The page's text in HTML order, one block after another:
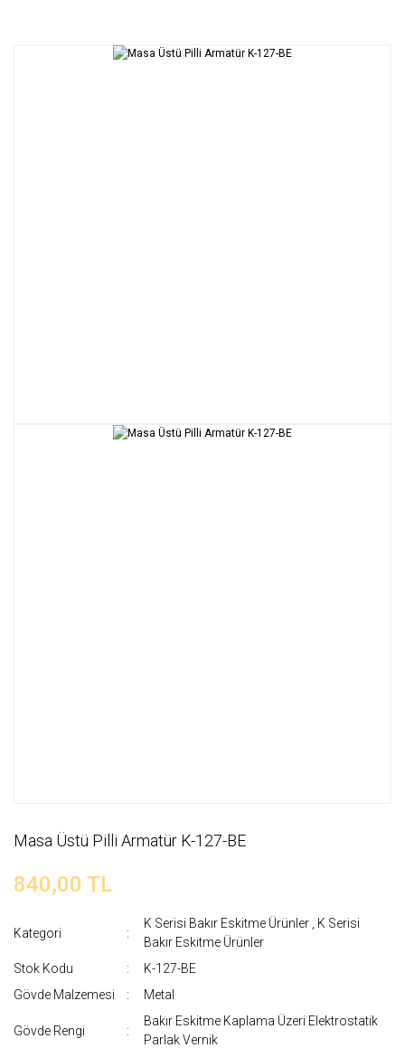
Masa Üstü Pilli Armatür K-127-BE
840,00 TL
Kategori
K Serisi Bakır Eskitme Ürünler
K Serisi
Bakır Eskitme Ürünler
Stok Kodu
K-127-BE
Gövde Malzemesi
Metal
Gövde Rengi
Bakır Eskitme Kaplama Üzeri Elektrostatik
Parlak Vernik